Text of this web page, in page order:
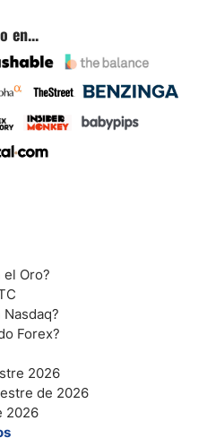
en...
Oro?
Forex?
2026
de 2026
2026